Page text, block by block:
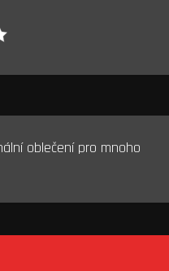
oblečení pro mnoho